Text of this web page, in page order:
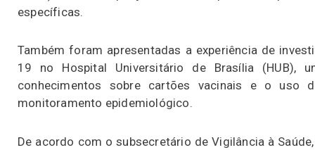
específicas.
Também foram apresentadas a experiência de
19 no Hospital Universitário de Brasília (HUB),
conhecimentos sobre cartões vacinais e o uso
monitoramento epidemiológico.
De acordo com o subsecretário de Vigilância à